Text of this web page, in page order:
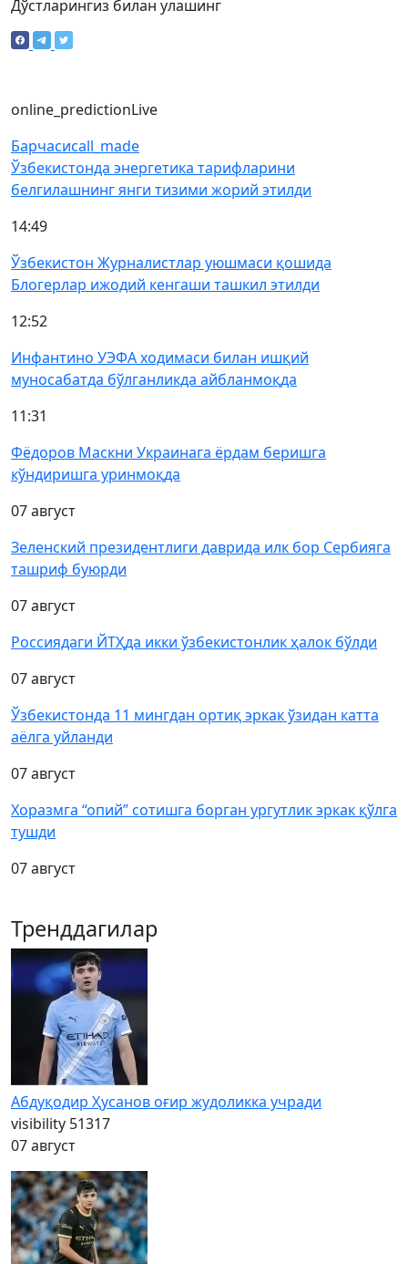
Дўстларингиз билан улашинг
online_predictionLive
Барчасиcall_made
Ўзбекистонда энергетика тарифларини
белгилашнинг янги тизими жорий этилди
14:49
Ўзбекистон Журналистлар уюшмаси қошида
Блогерлар ижодий кенгаши ташкил этилди
12:52
Инфантино УЭФА ходимаси билан ишқий
муносабатда бўлганликда айбланмоқда
11:31
Фёдоров Маскни Украинага ёрдам беришга
кўндиришга уринмоқда
07 август
Зеленский президентлиги даврида илк бор Сербияга
ташриф буюрди
07 август
Россиядаги ЙТҲда икки ўзбекистонлик ҳалок бўлди
07 август
Ўзбекистонда 11 мингдан ортиқ эркак ўзидан катта
аёлга уйланди
07 август
Хоразмга “опий” сотишга борган ургутлик эркак қўлга
тушди
07 август
Тренддагилар
Абдуқодир Ҳусанов оғир жудоликка учради
visibility 51317
07 август